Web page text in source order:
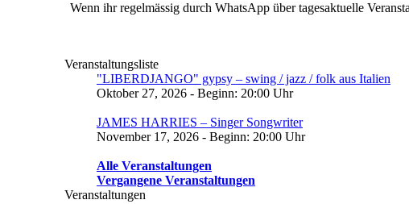
Wenn ihr regelmässig durch WhatsApp über tagesaktuelle
Veranstaltungsliste
"LIBERDJANGO" gypsy – swing / jazz / folk aus Italien
Oktober 27, 2026 - Beginn: 20:00 Uhr
JAMES HARRIES – Singer Songwriter
November 17, 2026 - Beginn: 20:00 Uhr
Alle Veranstaltungen
Vergangene Veranstaltungen
Veranstaltungen